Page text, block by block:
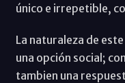
único e irrepetible,
La naturaleza de
una opción social;
tambien una